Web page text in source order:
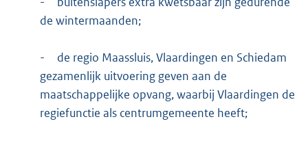
de wintermaanden;
-
de regio Maassluis, Vlaardingen en Schiedam
gezamenlijk uitvoering geven aan de
maatschappelijke opvang, waarbij Vlaardingen de
regiefunctie als centrumgemeente heeft;